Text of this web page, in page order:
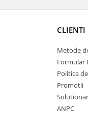
CLIENTI
Metode
Formular
Politica
Promotii
ANPC